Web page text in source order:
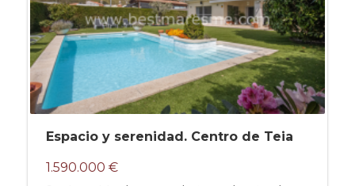
Espacio y serenidad. Centro de Teia
1.590.000 €